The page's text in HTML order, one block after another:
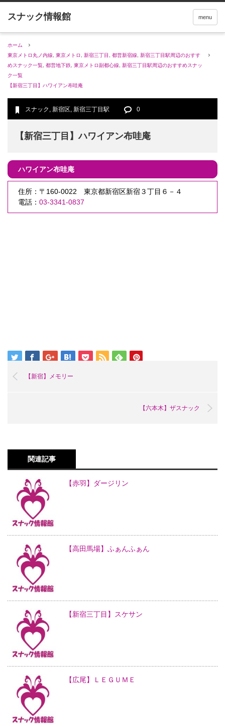
menu
ホーム
東京メトロ丸ノ内線
東京メトロ 新宿三丁目 都営新宿線
新宿三丁目駅周辺のおすす
めスナック一覧 都営地下鉄 東京メトロ副都心線
新宿三丁目駅周辺のおすすめスナッ
ク一覧
【新宿三丁目】ハワイアン布哇庵
スナック , 新宿区, 新宿三丁目駅 0
【新宿三丁目】ハワイアン布哇庵
ハワイアン布哇庵
住所：〒160-0022 東京都新宿区新宿３丁目６－４
電話： 03-3341-0837
【新宿】メモリー
【六本木】ザスナック
関連記事
【赤羽】ダージリン
【高田馬場】ふぁんふぁん
【新宿三丁目】スケサン
【広尾】ＬＥＧＵＭＥ